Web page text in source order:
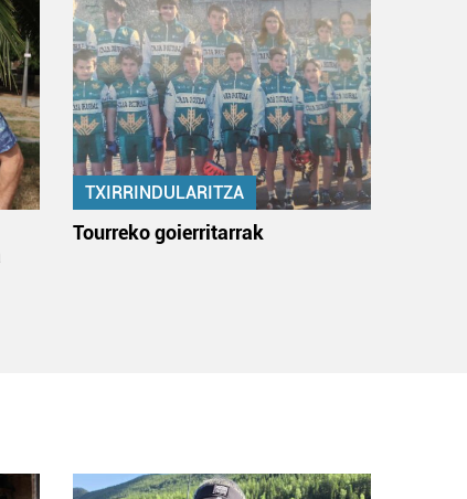
TXIRRINDULARITZA
Tourreko goierritarrak